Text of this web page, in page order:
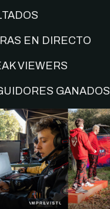
EN DIRECTO
VIEWERS
GANADOS